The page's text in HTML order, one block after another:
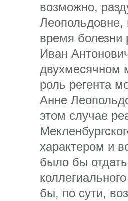
возможно,
Леопольдовне,
время
Иван
двухмесячном
роль регента
Анне
этом случае
характером и
было бы
бы, по сути,